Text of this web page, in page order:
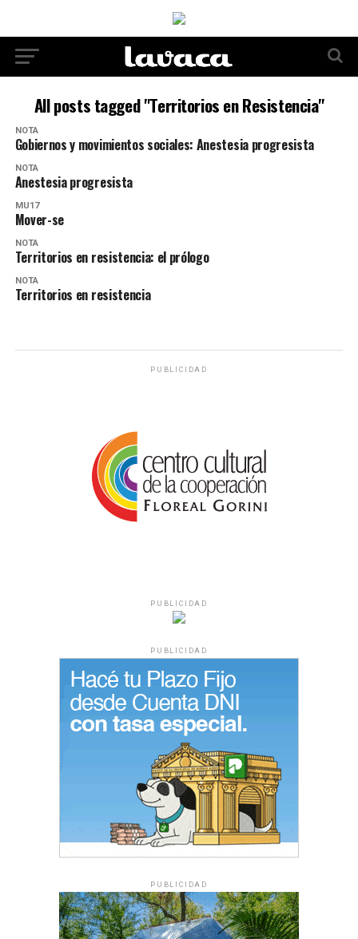
All posts tagged "Territorios en Resistencia"
NOTA
Gobiernos y movimientos sociales: Anestesia progresista
NOTA
Anestesia progresista
MU17
Mover-se
NOTA
Territorios en resistencia: el prólogo
NOTA
Territorios en resistencia
PUBLICIDAD
PUBLICIDAD
PUBLICIDAD
PUBLICIDAD